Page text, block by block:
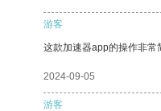
游客
这款加速器app的操作非常
2024-09-05
游客